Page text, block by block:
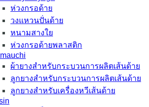
ห่วงกรอด้าย
วงแหวนปั่นด้าย
หนามสางใย
ห่วงกรอด้ายพลาสติก
ผ้ายางสำหรับกระบวนการผลิตเส้นด้าย
ลูกยางสำหรับกระบวนการผลิตเส้นด้าย
ลูกยางสำหรับเครื่องหวีเส้นด้าย